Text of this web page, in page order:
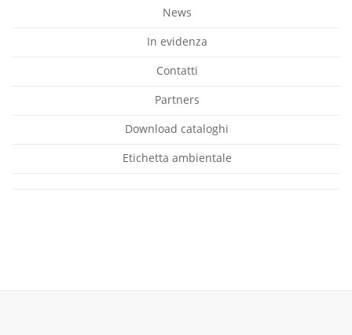
News
In evidenza
Contatti
Partners
Download cataloghi
Etichetta ambientale